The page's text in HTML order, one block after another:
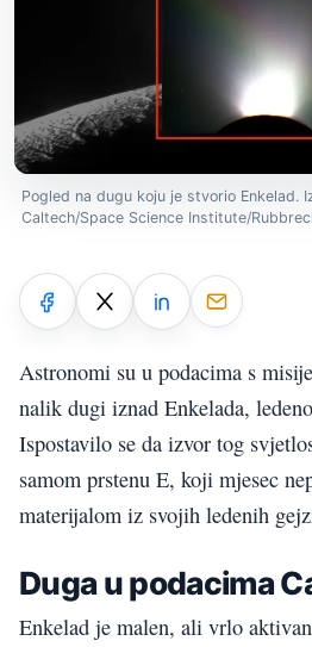
Pogled na dugu koju je stvorio Enkelad.
Caltech/Space Science Institute/
Astronomi su u podacima s
nalik dugi iznad Enkelada,
Ispostavilo se da izvor tog
samom prstenu E, koji mjesec
materijalom iz svojih ledenih
Duga u podacima
Enkelad je malen, ali vrlo